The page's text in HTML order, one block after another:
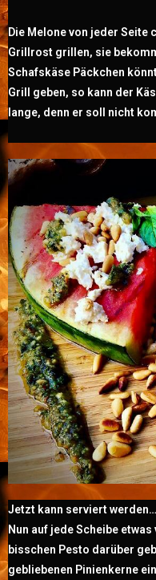
Die Melone von jeder Seite
Grillrost grillen, sie
Schafskäse Päckchen
Grill geben, so kann der
lange, denn er soll nicht
Jetzt kann serviert werden…
Nun auf jede Scheibe
bisschen Pesto darüber
gebliebenen Pinienkerne